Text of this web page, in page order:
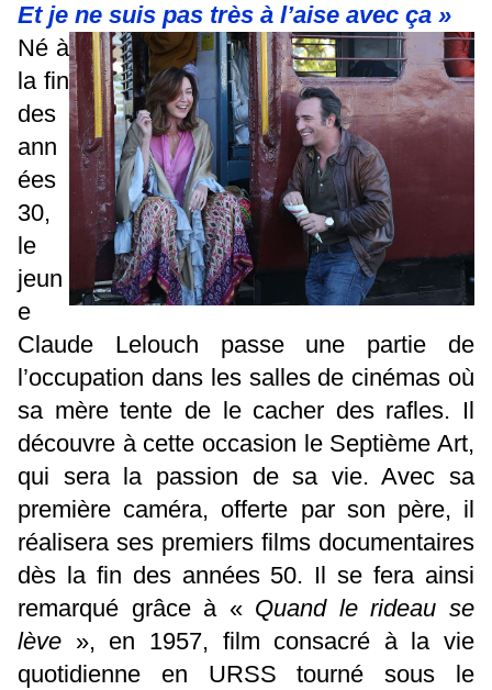
Et je ne suis pas très à l’aise avec ça »
Né à
la fin
des
ann
ées
30,
le
jeun
e
Claude Lelouch passe une partie de
l’occupation dans les salles de cinémas où
sa mère tente de le cacher des rafles. Il
découvre à cette occasion le Septième Art,
qui sera la passion de sa vie. Avec sa
première caméra, offerte par son père, il
réalisera ses premiers films documentaires
dès la fin des années 50. Il se fera ainsi
remarqué grâce à « Quand le rideau se
lève », en 1957, film consacré à la vie
quotidienne en URSS tourné sous le